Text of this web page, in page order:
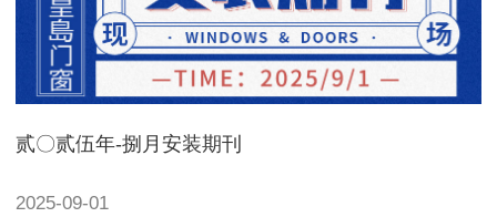
贰〇贰伍年-捌月安装期刊
2025-09-01